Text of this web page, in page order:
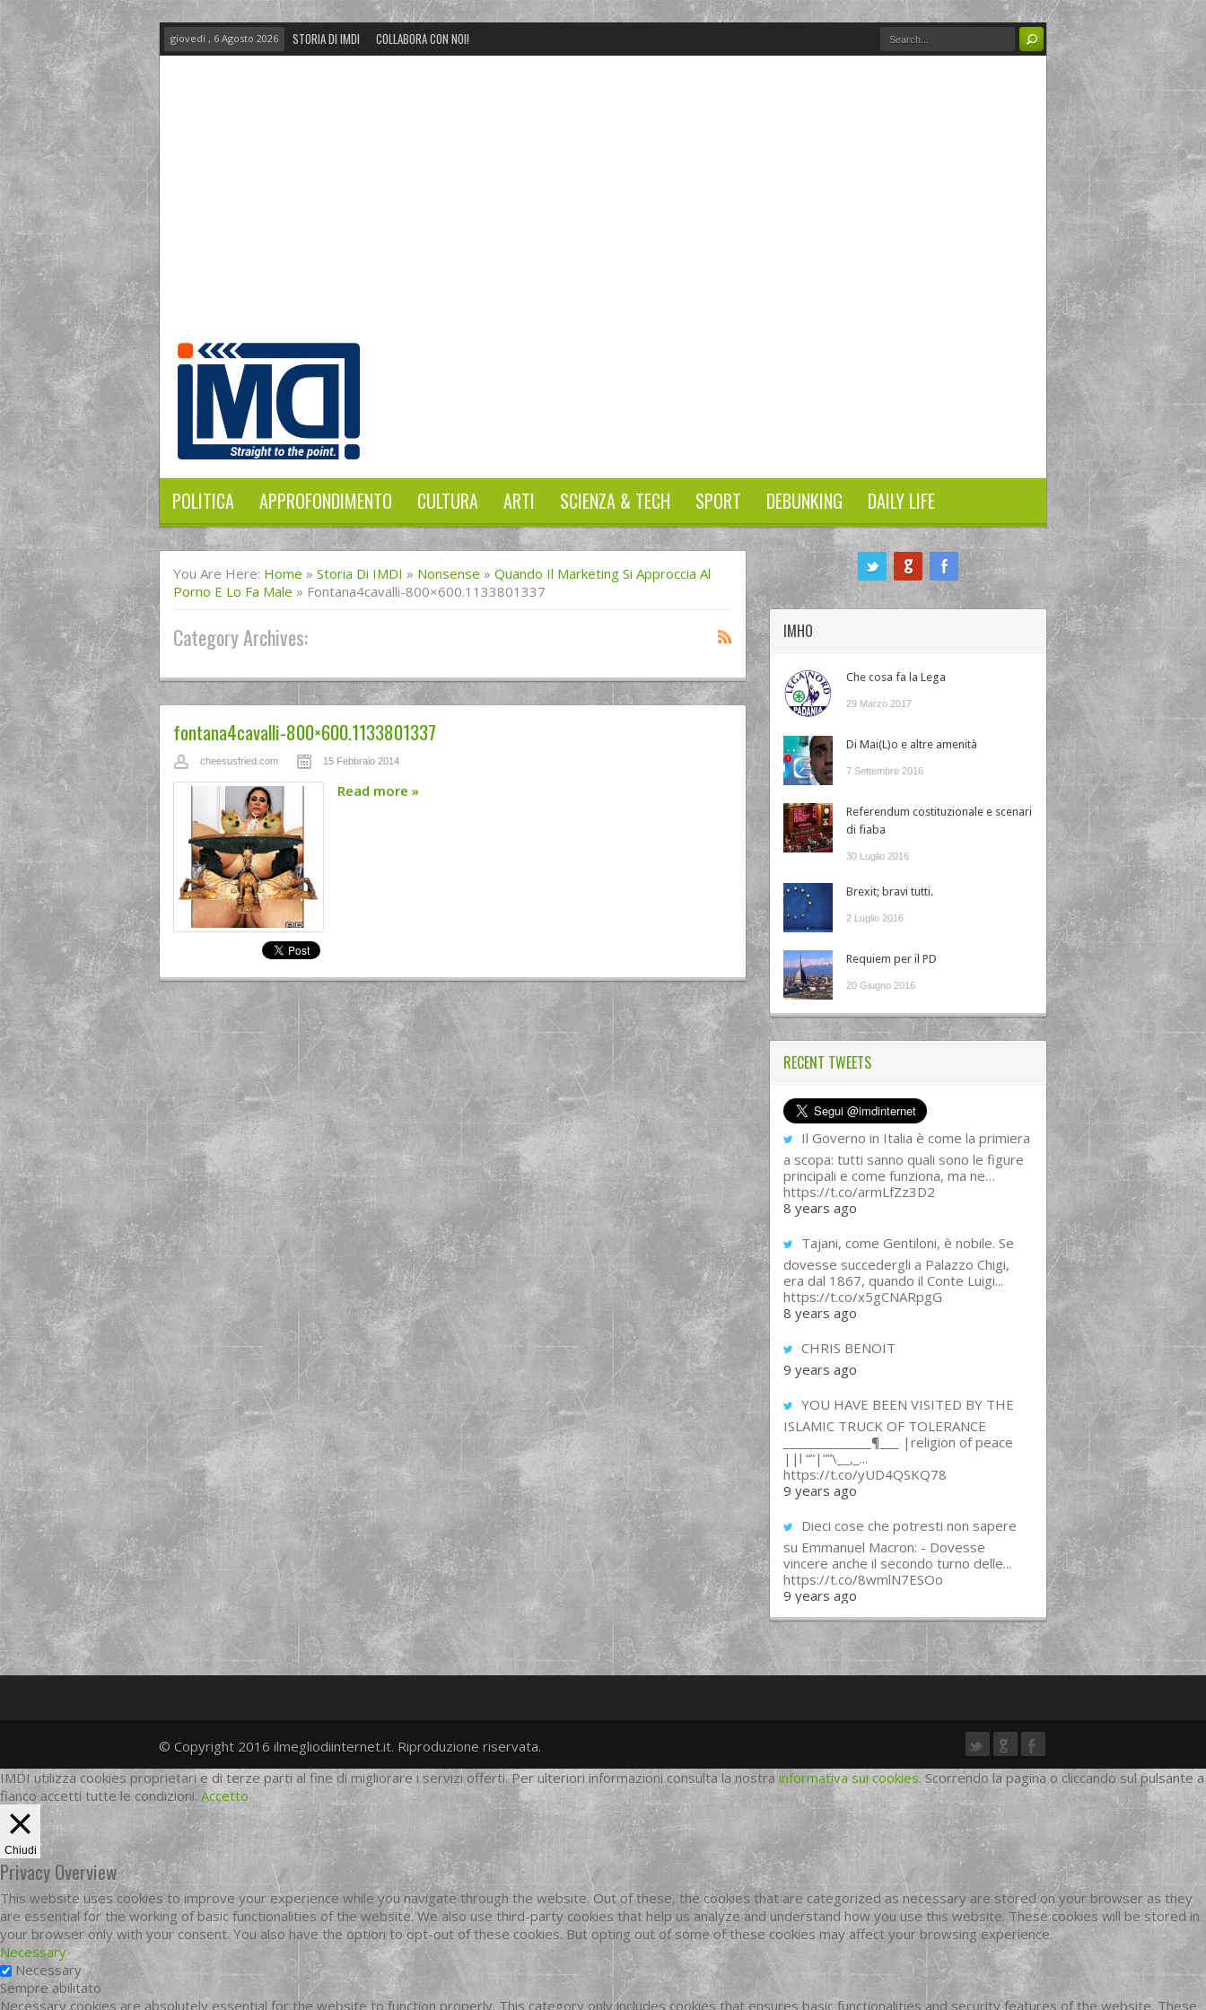
giovedì , 6 Agosto 2026 STORIA DI IMDI COLLABORA CON NOI!
POLITICA APPROFONDIMENTO CULTURA ARTI SCIENZA & TECH SPORT DEBUNKING DAILY LIFE
You Are Here: Home » Storia Di IMDI » Nonsense » Quando Il Marketing Si Approccia Al
Porno E Lo Fa Male » Fontana4cavalli-800×600.1133801337
Category Archives:
fontana4cavalli-800×600.1133801337
cheesusfried.com 15 Febbraio 2014
Read more »
IMHO
Che cosa fa la Lega
29 Marzo 2017
Di Mai(L)o e altre amenità
7 Settembre 2016
Referendum costituzionale e scenari
di fiaba
30 Luglio 2016
Brexit; bravi tutti.
2 Luglio 2016
Requiem per il PD
20 Giugno 2016
RECENT TWEETS
Il Governo in Italia è come la primiera
a scopa: tutti sanno quali sono le figure
principali e come funziona, ma ne…
https://t.co/armLfZz3D2
8 years ago
Tajani, come Gentiloni, è nobile. Se
dovesse succedergli a Palazzo Chigi,
era dal 1867, quando il Conte Luigi...
https://t.co/x5gCNARpgG
8 years ago
CHRIS BENOIT
9 years ago
YOU HAVE BEEN VISITED BY THE
ISLAMIC TRUCK OF TOLERANCE
______________¶___ |religion of peace
||l “”|””\__,_...
https://t.co/yUD4QSKQ78
9 years ago
Dieci cose che potresti non sapere
su Emmanuel Macron: - Dovesse
vincere anche il secondo turno delle...
https://t.co/8wmlN7ESOo
9 years ago
twittergoogleplus
facebook
© Copyright 2016 ilmegliodiinternet.it. Riproduzione riservata.
IMDI utilizza cookies proprietari e di terze parti al fine di migliorare i servizi offerti. Per ulteriori informazioni consulta la nostra informativa sui cookies. Scorrendo la pagina o cliccando sul pulsante a
fianco accetti tutte le condizioni. Accetto
Chiudi
Privacy Overview
This website uses cookies to improve your experience while you navigate through the website. Out of these, the cookies that are categorized as necessary are stored on your browser as they
are essential for the working of basic functionalities of the website. We also use third-party cookies that help us analyze and understand how you use this website. These cookies will be stored in
your browser only with your consent. You also have the option to opt-out of these cookies. But opting out of some of these cookies may affect your browsing experience.
Necessary
Necessary
Sempre abilitato
Necessary cookies are absolutely essential for the website to function properly. This category only includes cookies that ensures basic functionalities and security features of the website. These